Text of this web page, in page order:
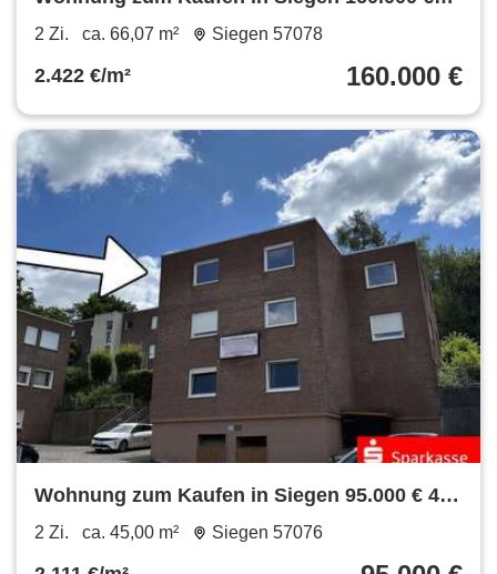
66.07 m²
2 Zi. ca. 66,07 m² Siegen 57078
2.422 €/m² 160.000 €
Wohnung zum Kaufen in Siegen 95.000 € 45
m²
2 Zi. ca. 45,00 m² Siegen 57076